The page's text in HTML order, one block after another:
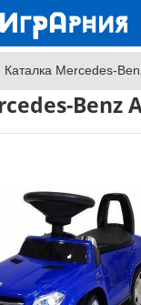
Каталка Mercedes-
Benz